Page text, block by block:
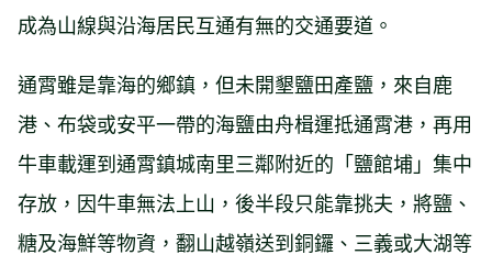
成為山線與沿海居民互通有無的交通要道。
通霄雖是靠海的鄉鎮，但未開墾鹽田產鹽，來自鹿
港、布袋或安平一帶的海鹽由舟楫運抵通霄港，再用
牛車載運到通霄鎮城南里三鄰附近的「鹽館埔」集中
存放，因牛車無法上山，後半段只能靠挑夫，將鹽、
糖及海鮮等物資，翻山越嶺送到銅鑼、三義或大湖等